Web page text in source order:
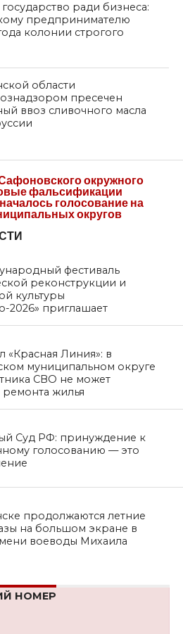
ради бизнеса:
предпринимателю
колонии строгого
области
пресечен
ввоз сливочного масла
окружного
фальсификации
голосование на
округов
фестиваль
реконструкции и
культуры
2026» приглашает
«Красная Линия»: в
муниципальном округе
СВО не может
ремонта жилья
Суд РФ: принуждение к
голосованию — это
продолжаются летние
на большом экране в
воеводы Михаила
НОМЕР